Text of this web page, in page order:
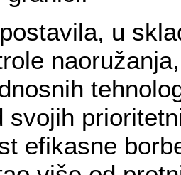
u
svojih
efikasne